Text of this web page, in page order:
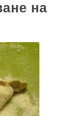
на